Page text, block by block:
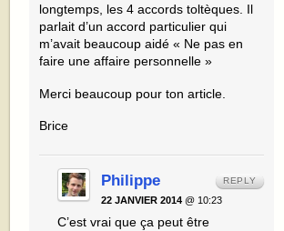
longtemps, les 4 accords toltèques. Il
parlait d’un accord particulier qui
m’avait beaucoup aidé « Ne pas en
faire une affaire personnelle »
Merci beaucoup pour ton article.
Brice
Philippe
22 JANVIER 2014 @ 10:23
C’est vrai que ça peut être
REPLY